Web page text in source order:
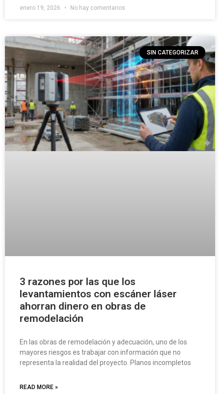
enero 19, 2026 No hay comentarios
SIN CATEGORIZAR
3 razones por las que los
levantamientos con escáner láser
ahorran dinero en obras de
remodelación
En las obras de remodelación y adecuación, uno de los
mayores riesgos es trabajar con información que no
representa la realidad del proyecto. Planos incompletos
READ MORE »